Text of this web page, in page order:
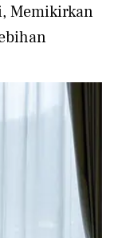
Memikirkan